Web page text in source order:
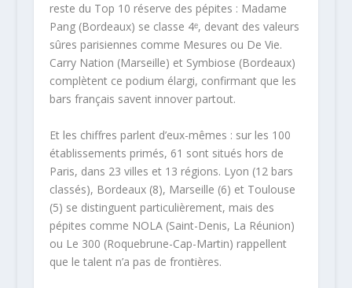
reste du Top 10 réserve des pépites : Madame
Pang (Bordeaux) se classe 4ᵉ, devant des valeurs
sûres parisiennes comme Mesures ou De Vie.
Carry Nation (Marseille) et Symbiose (Bordeaux)
complètent ce podium élargi, confirmant que les
bars français savent innover partout.
Et les chiffres parlent d’eux-mêmes : sur les 100
établissements primés, 61 sont situés hors de
Paris, dans 23 villes et 13 régions. Lyon (12 bars
classés), Bordeaux (8), Marseille (6) et Toulouse
(5) se distinguent particulièrement, mais des
pépites comme NOLA (Saint-Denis, La Réunion)
ou Le 300 (Roquebrune-Cap-Martin) rappellent
que le talent n’a pas de frontières.